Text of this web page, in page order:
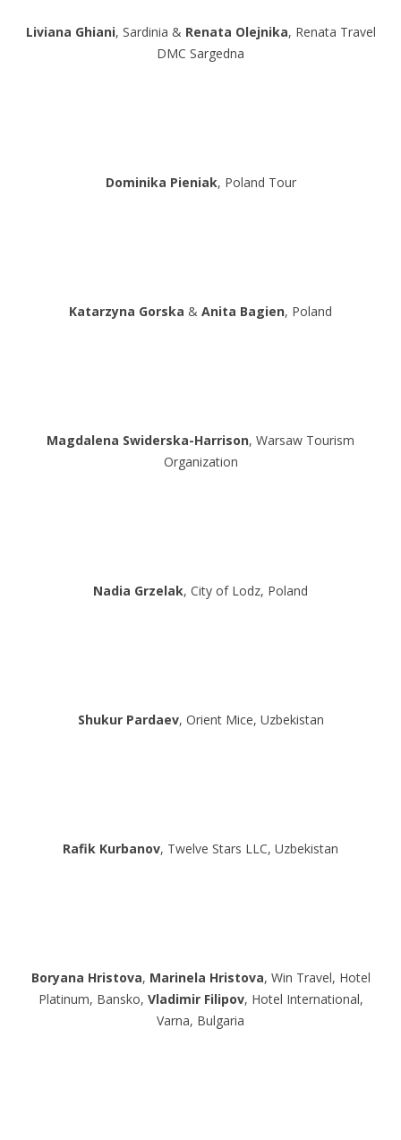
Liviana Ghiani, Sardinia & Renata Olejnika, Renata Travel
DMC Sargedna
Dominika Pieniak, Poland Tour
Katarzyna Gorska & Anita Bagien, Poland
Magdalena Swiderska-Harrison, Warsaw Tourism
Organization
Nadia Grzelak, City of Lodz, Poland
Shukur Pardaev, Orient Mice, Uzbekistan
Rafik Kurbanov, Twelve Stars LLC, Uzbekistan
Boryana Hristova, Marinela Hristova, Win Travel, Hotel
Platinum, Bansko, Vladimir Filipov, Hotel International,
Varna, Bulgaria